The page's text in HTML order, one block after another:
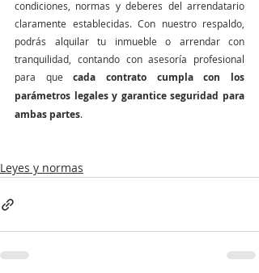
condiciones, normas y deberes del arrendatario
claramente establecidas. Con nuestro respaldo,
podrás alquilar tu inmueble o arrendar con
tranquilidad, contando con asesoría profesional
para que cada contrato cumpla con los
parámetros legales y garantice seguridad para
ambas partes.
Leyes y normas